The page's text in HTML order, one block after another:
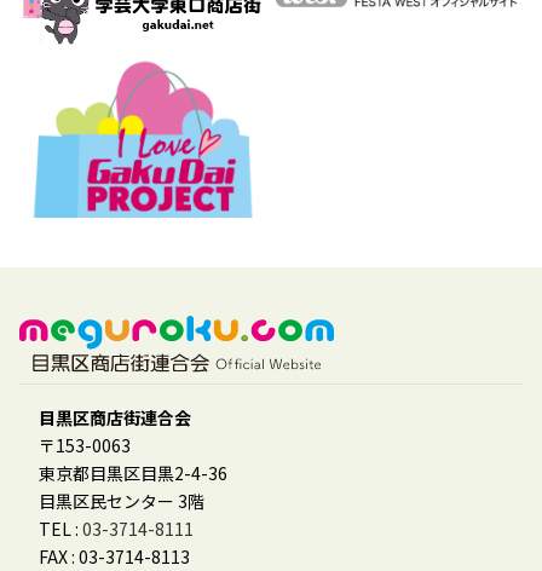
目黒区商店街連合会
〒153-0063
東京都目黒区目黒2-4-36
目黒区民センター 3階
TEL : 03-3714-8111
FAX : 03-3714-8113